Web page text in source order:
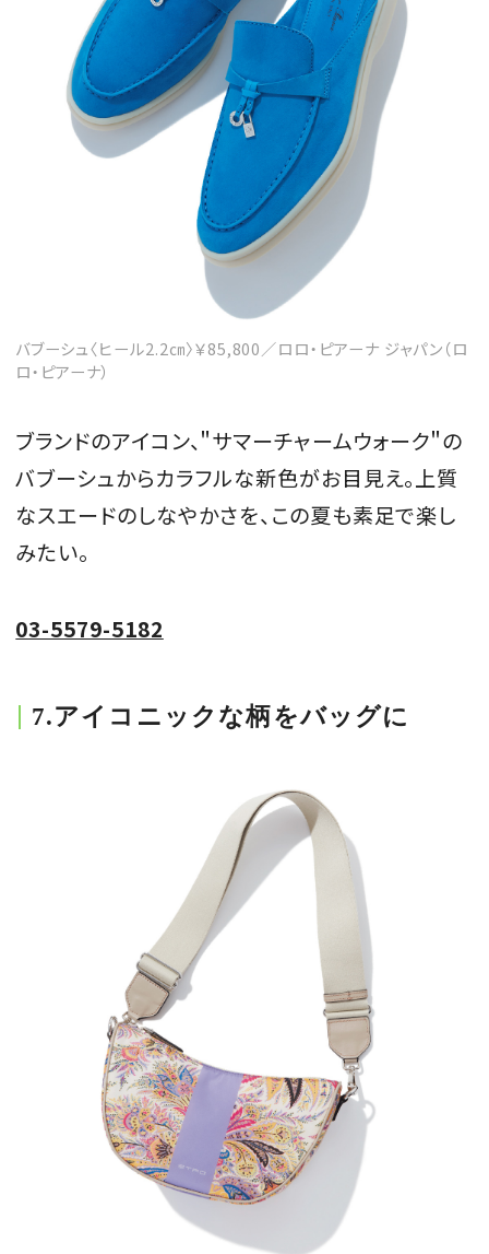
バブーシュ〈ヒール2.2㎝〉￥85,800／ロロ・ピアーナ ジャパン（ロ
ロ・ピアーナ）
ブランドのアイコン、＂サマーチャームウォーク＂の
バブーシュからカラフルな新色がお目見え。上質
なスエードのしなやかさを、この夏も素足で楽し
みたい。
03-5579-5182
7.アイコニックな柄をバッグに